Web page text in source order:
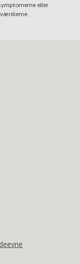
eller